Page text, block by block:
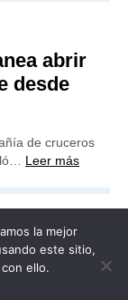
abrir
desde
de cruceros
Leer más
la mejor
este sitio,
ello.
reservados